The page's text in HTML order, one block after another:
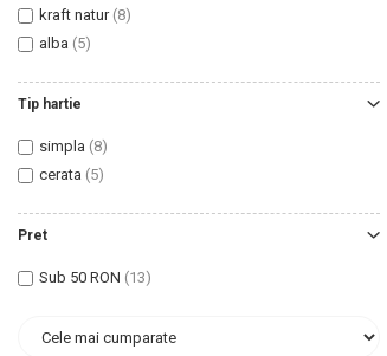
kraft natur (8)
alba (5)
Tip hartie
simpla (8)
cerata (5)
Pret
Sub 50 RON (13)